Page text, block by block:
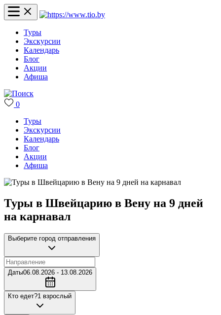
Туры
Экскурсии
Календарь
Блог
Акции
Афиша
0
Туры
Экскурсии
Календарь
Блог
Акции
Афиша
Туры в Швейцарию в Вену на 9 дней
на карнавал
Выберите город отправления
Даты06.08.2026 - 13.08.2026
Кто едет?1 взрослый